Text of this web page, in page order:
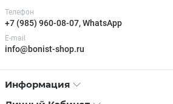
Телефон
+7 (985) 960-08-07, WhatsApp
E-mail
info@bonist-shop.ru
Информация